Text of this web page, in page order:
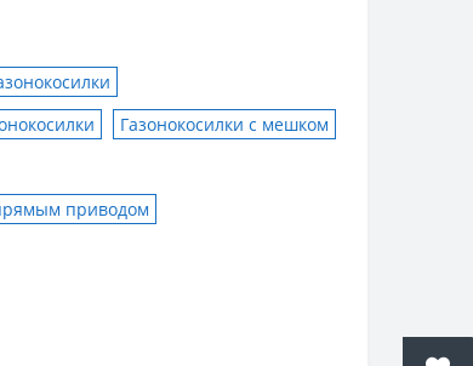
Газонокосилки с мешком
приводом